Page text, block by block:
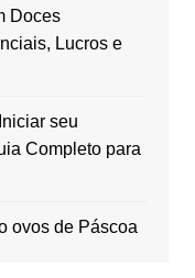
Doces
Lucros e
seu
Completo para
ovos de Páscoa